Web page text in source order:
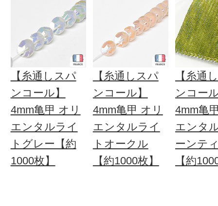
【糸通しスパ
ンコール】
4mm亀甲 オリ
エンタルライ
トグレー【約
1000枚】
【糸通しスパ
ンコール】
4mm亀甲 オリ
エンタルライ
トオークル
【約1000枚】
【糸通
ンコー
4mm亀
エンタ
ーンテ
【約